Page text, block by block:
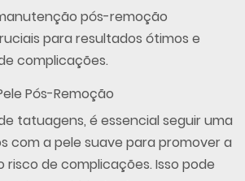
pós-remoção
para resultados ótimos e
complicações.
Pós-Remoção
tatuagens, é essencial seguir uma
com a pele suave para promover a
risco de complicações. Isso pode